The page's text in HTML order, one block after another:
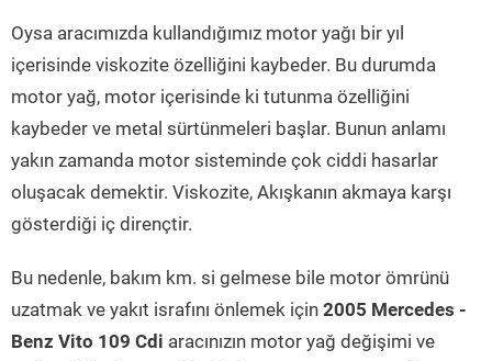
Oysa aracımızda kullandığımız motor yağı bir yıl
içerisinde viskozite özelliğini kaybeder. Bu durumda
motor yağ, motor içerisinde ki tutunma özelliğini
kaybeder ve metal sürtünmeleri başlar. Bunun anlamı
yakın zamanda motor sisteminde çok ciddi hasarlar
oluşacak demektir. Viskozite, Akışkanın akmaya karşı
gösterdiği iç dirençtir.
Bu nedenle, bakım km. si gelmese bile motor ömrünü
uzatmak ve yakıt israfını önlemek için 2005 Mercedes -
Benz Vito 109 Cdi aracınızın motor yağ değişimi ve